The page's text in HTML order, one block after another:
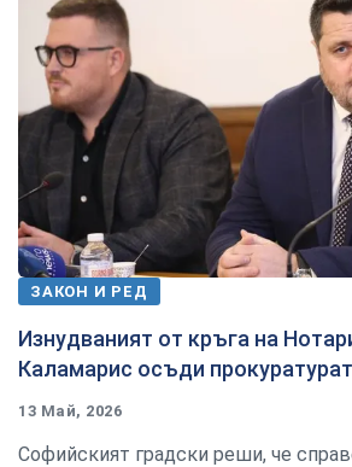
ЗАКОН И РЕД
Изнудваният от кръга на
Каламарис осъди
13 Май, 2026
Софийският градски реши, че